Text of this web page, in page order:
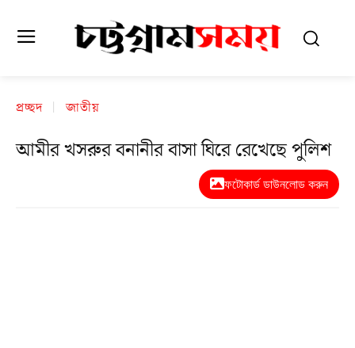
প্রচ্ছদ জাতীয়
আমীর খসরুর বনানীর বাসা ঘিরে রেখেছে পুলিশ
ফটোকার্ড ডাউনলোড করুন